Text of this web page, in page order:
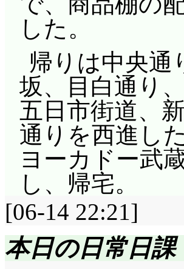
した。
帰りは中央通
坂、目白通り
五日市街道、
通りを西進し
ヨーカドー武
し 、帰宅。
[06-14 22:21]
本日の日常日課